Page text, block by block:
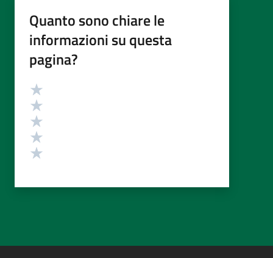
Quanto sono chiare le
informazioni su questa
pagina?
Valutazione